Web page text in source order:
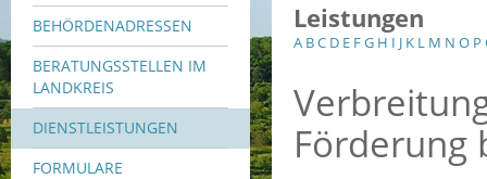
BEHÖRDENADRESSEN
BERATUNGSSTELLEN IM
LANDKREIS
DIENSTLEISTUNGEN
FORMULARE
Leistungen
A BC D E FG H I J K L M N O P
Förderung